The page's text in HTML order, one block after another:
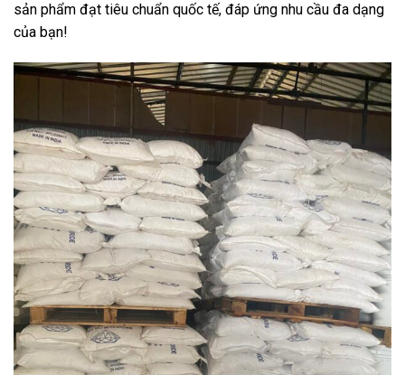
sản phẩm đạt tiêu chuẩn quốc tế, đáp ứng nhu cầu đa dạng
của bạn!